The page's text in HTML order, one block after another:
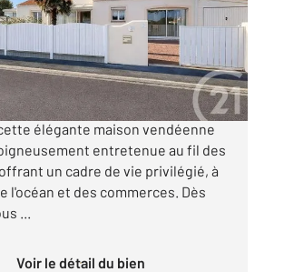
vendre
500 €
Atlantique Immo vous invite à
élégante maison vendéenne
entretenue au fil des
un cadre de vie privilégié, à
l'océan et des commerces. Dès
...
Voir le détail du bien